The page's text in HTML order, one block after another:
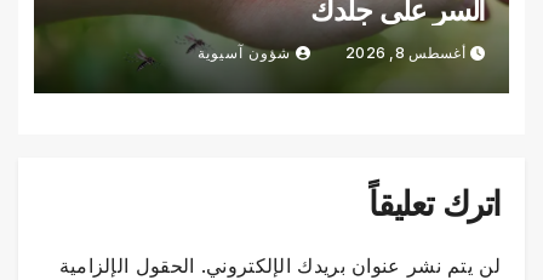
السر على جلدك
أغسطس 8, 2026 شؤون آسيوية
اترك تعليقاً
لن يتم نشر عنوان بريدك الإلكتروني. الحقول الإلزامية